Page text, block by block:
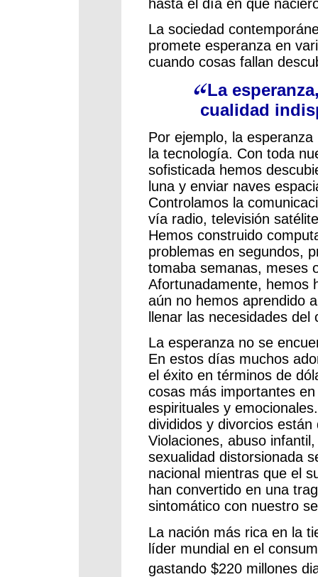
hasta el día en que
La sociedad
promete esperanza en
cuando cosas fallan
La
cualidad
Por ejemplo, la
la tecnología. Con toda
sofisticada hemos
luna y enviar naves
Controlamos la
vía radio, televisión
Hemos construido
problemas en segundos,
tomaba semanas, meses
Afortunadamente, hemos
aún no hemos aprendido
llenar las necesidades
La esperanza no se
En estos días muchos
el éxito en términos de
cosas más importantes
espirituales y
divididos y divorcios
Violaciones, abuso
sexualidad distorsionada
nacional mientras que el
han convertido en una
sintomático con nuestro
La nación más rica en la
líder mundial en el
gastando $220 millones